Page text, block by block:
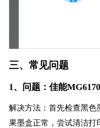
三、常见问题
1、问题：佳能
解决方法：首先检查黑色
果墨盒正常，尝试清洁打